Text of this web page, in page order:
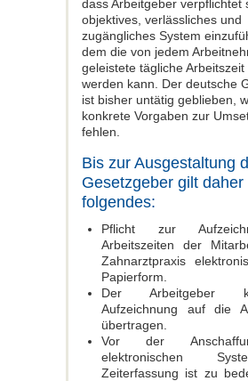
dass Arbeitgeber verpflichtet
objektives, verlässliches und
zugängliches System
dem die von jedem
geleistete tägliche Arbeitszeit
werden kann. Der deutsche
ist bisher untätig geblieben,
konkrete Vorgaben zur
fehlen.
Bis zur Ausgestaltung
Gesetzgeber gilt daher
folgendes:
Pflicht zur
Arbeitszeiten der
Zahnarztpraxis
Papierform.
Der Arbeitgeber
Aufzeichnung auf die
übertragen.
Vor der
elektronischen
Zeiterfassung ist zu